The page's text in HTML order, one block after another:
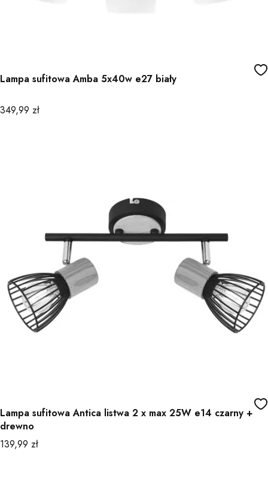
Lampa sufitowa Amba 5x40w e27 biały
Cena
349,99 zł
Lampa sufitowa Antica listwa 2 x max 25W e14 czarny +
drewno
Cena
139,99 zł